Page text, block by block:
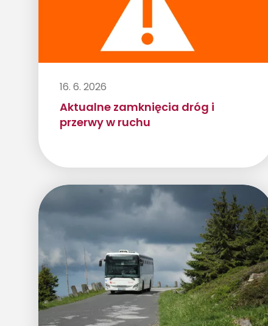
16. 6. 2026
Aktualne zamknięcia dróg i
przerwy w ruchu